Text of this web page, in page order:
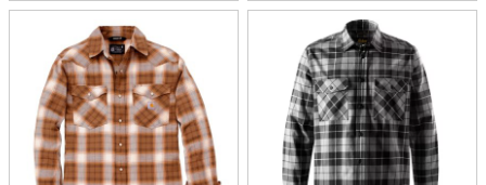
Tænger
Tagpapbrænder
Tapetværktøj
Overfræsertilbehør
Polermaskine
Rillefræser
hjemmet
Skadedyrsbekæmpelse
Skraldespandsskjuler
Skydelåge